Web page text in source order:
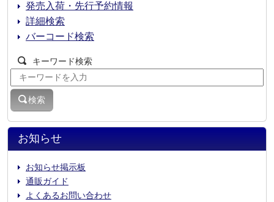
お知らせ
お知らせ掲示板
通販ガイド
よくあるお問い合わせ
発売入荷・先行予約情報
詳細検索
バーコード検索
キーワード検索
検索